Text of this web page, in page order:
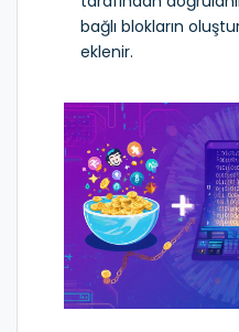
bağlı blokların
eklenir.